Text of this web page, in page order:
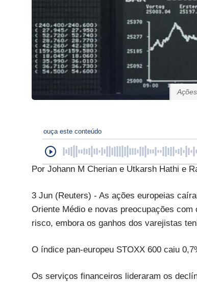
ouça este conteúdo
Por Johann M Cherian e Utkarsh Hathi e
3 Jun (Reuters) - As ações europeias
Oriente Médio e novas preocupações
risco, embora os ganhos dos varejistas
O índice pan-europeu STOXX 600 caiu
Os serviços financeiros lideraram os